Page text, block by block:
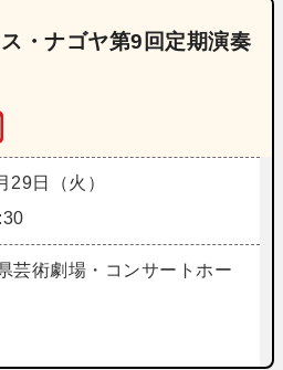
・ナゴヤ第9回定期演奏
29日（火）
芸術劇場・コンサートホー